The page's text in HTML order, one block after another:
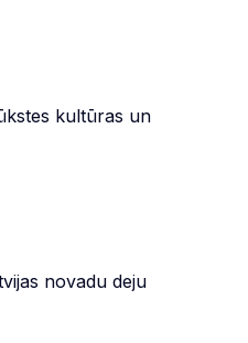
kultūras un
novadu deju